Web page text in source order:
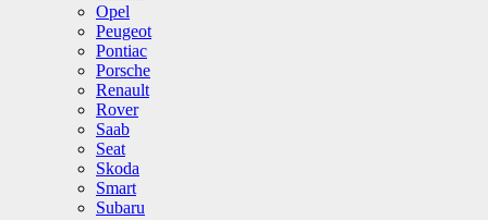
Opel
Peugeot
Pontiac
Porsche
Renault
Rover
Saab
Seat
Skoda
Smart
Subaru